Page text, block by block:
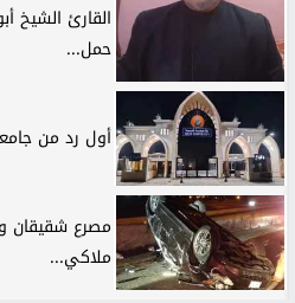
القارئ الشيخ
حمل...
أول رد من
مصرع شقيقان
ملاكي...